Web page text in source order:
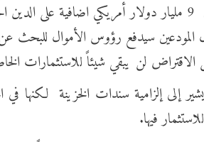
المودعين سيدفع رؤوس الأموال
لن يبقي شيئاً للاستثمارات
إلى إلزامية سندات الخزينة
فيها.